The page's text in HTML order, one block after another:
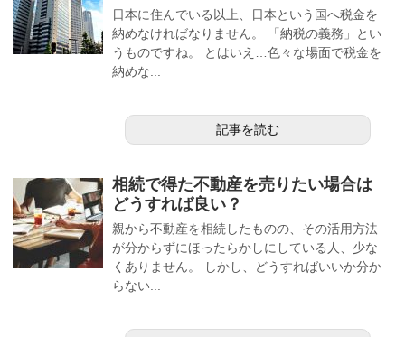
日本に住んでいる以上、日本という国へ税金を
納めなければなりません。 「納税の義務」とい
うものですね。 とはいえ…色々な場面で税金を
納めな...
記事を読む
相続で得た不動産を売りたい場合は
どうすれば良い？
親から不動産を相続したものの、その活用方法
が分からずにほったらかしにしている人、少な
くありません。 しかし、どうすればいいか分か
らない...